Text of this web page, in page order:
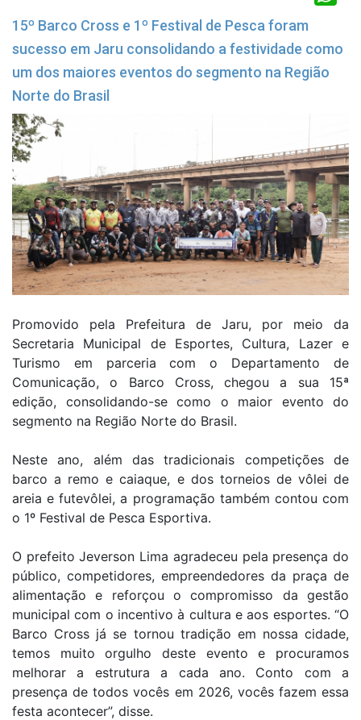
15º Barco Cross e 1º Festival de Pesca foram
sucesso em Jaru consolidando a festividade como
um dos maiores eventos do segmento na Região
Norte do Brasil
Promovido pela Prefeitura de Jaru, por meio da
Secretaria Municipal de Esportes, Cultura, Lazer e
Turismo em parceria com o Departamento de
Comunicação, o Barco Cross, chegou a sua 15ª
edição, consolidando-se como o maior evento do
segmento na Região Norte do Brasil.
Neste ano, além das tradicionais competições de
barco a remo e caiaque, e dos torneios de vôlei de
areia e futevôlei, a programação também contou com
o 1º Festival de Pesca Esportiva.
O prefeito Jeverson Lima agradeceu pela presença do
público, competidores, empreendedores da praça de
alimentação e reforçou o compromisso da gestão
municipal com o incentivo à cultura e aos esportes. “O
Barco Cross já se tornou tradição em nossa cidade,
temos muito orgulho deste evento e procuramos
melhorar a estrutura a cada ano. Conto com a
presença de todos vocês em 2026, vocês fazem essa
festa acontecer”, disse.